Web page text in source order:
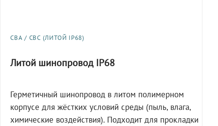
СВА / СВС (ЛИТОЙ IP68)
Литой шинопровод IP68
Герметичный шинопровод в литом полимерном
корпусе для жёстких условий среды (пыль, влага,
химические воздействия). Подходит для прокладки